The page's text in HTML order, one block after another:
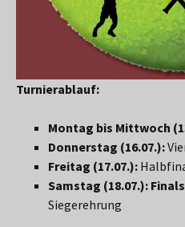
Turnierablauf:
Montag bis Mittwoch
Donnerstag (16.07.):
Freitag (17.07.):
Samstag (18.07.):
Siegerehrung